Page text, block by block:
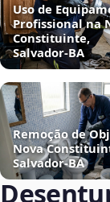
Uso de
Profissional na
Constituinte,
Salvador‑BA
Remoção de
Nova
Salvador‑BA